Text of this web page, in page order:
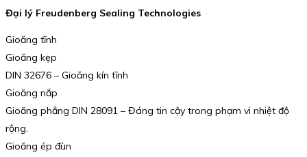
Đại lý Freudenberg Sealing Technologies
Gioăng tĩnh
Gioăng kẹp
DIN 32676 – Gioăng kín tĩnh
Gioăng nắp
Gioăng phẳng DIN 28091 – Đáng tin cậy trong phạm vi nhiệt độ
rộng.
Gioăng ép đùn